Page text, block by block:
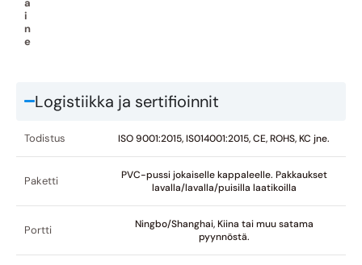
i
n
e
Logistiikka ja sertifioinnit
Todistus ISO 9001:2015, IS014001:2015, CE, ROHS, KC jne.
Paketti
PVC-pussi jokaiselle kappaleelle. Pakkaukset
lavalla/lavalla/puisilla laatikoilla
Portti
Ningbo/Shanghai, Kiina tai muu satama
pyynnöstä.